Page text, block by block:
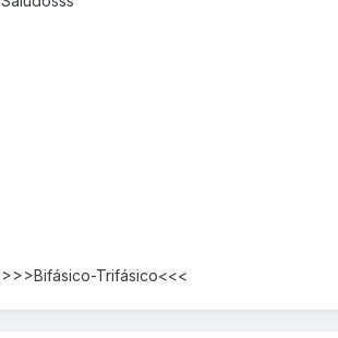
>>>Bifásico-Trifásico<<<